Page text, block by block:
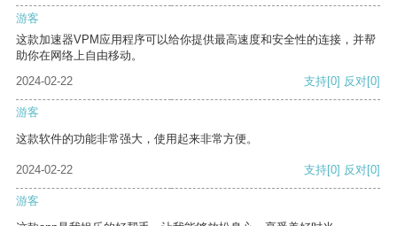
游客
这款加速器VPM应用程序可以给你提供最高速度和安全性的连接，并帮
助你在网络上自由移动。
2024-02-22
支持[0] 反对[0]
游客
这款软件的功能非常强大，使用起来非常方便。
2024-02-22 支持[0] 反对[0]
游客